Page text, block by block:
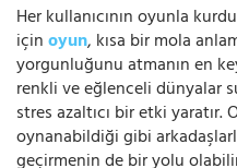
Her kullanıcının oyunla
içinoyun, kısa bir mola
yorgunluğunu atmanın en
renkli ve eğlenceli dünyalar
stres azaltıcı bir etki
oynanabildiği gibi